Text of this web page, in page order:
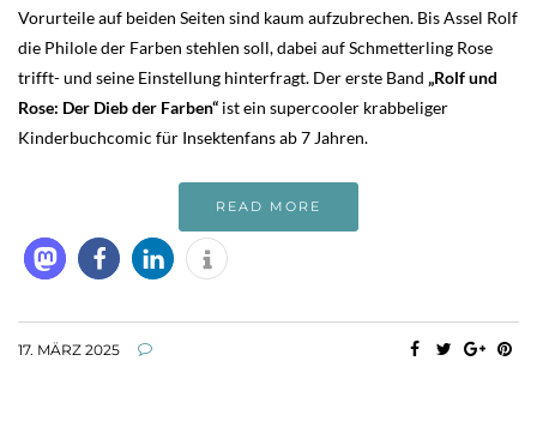
Vorurteile auf beiden Seiten sind kaum aufzubrechen. Bis Assel Rolf
die Philole der Farben stehlen soll, dabei auf Schmetterling Rose
trifft- und seine Einstellung hinterfragt. Der erste Band „Rolf und
Rose: Der Dieb der Farben“ ist ein supercooler krabbeliger
Kinderbuchcomic für Insektenfans ab 7 Jahren.
READ MORE
17. MÄRZ 2025